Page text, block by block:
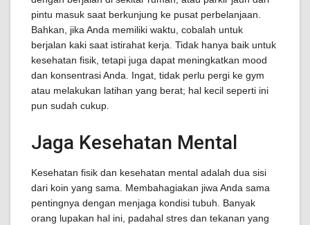
pintu masuk saat berkunjung ke pusat perbelanjaan.
Bahkan, jika Anda memiliki waktu, cobalah untuk
berjalan kaki saat istirahat kerja. Tidak hanya baik untuk
kesehatan fisik, tetapi juga dapat meningkatkan mood
dan konsentrasi Anda. Ingat, tidak perlu pergi ke gym
atau melakukan latihan yang berat; hal kecil seperti ini
pun sudah cukup.
Jaga Kesehatan Mental
Kesehatan fisik dan kesehatan mental adalah dua sisi
dari koin yang sama. Membahagiakan jiwa Anda sama
pentingnya dengan menjaga kondisi tubuh. Banyak
orang lupakan hal ini, padahal stres dan tekanan yang